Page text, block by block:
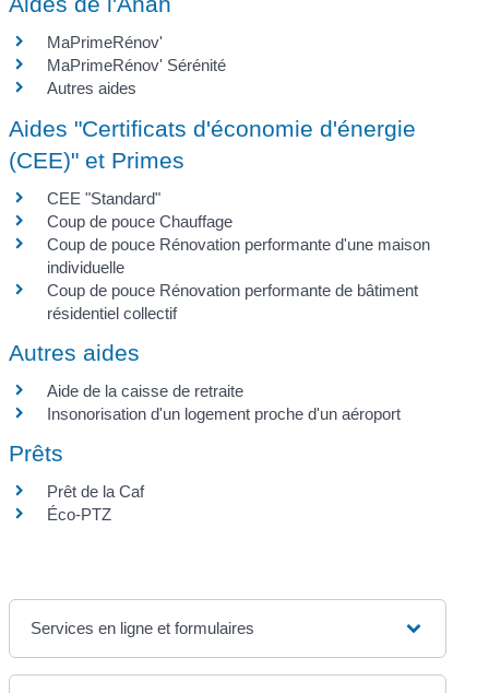
MaPrimeRénov'
MaPrimeRénov' Sérénité
Autres aides
Aides "Certificats d'économie d'énergie
(CEE)" et Primes
CEE "Standard"
Coup de pouce Chauffage
Coup de pouce Rénovation performante d'une maison
individuelle
Coup de pouce Rénovation performante de bâtiment
résidentiel collectif
Autres aides
Aide de la caisse de retraite
Insonorisation d'un logement proche d'un aéroport
Prêts
Prêt de la Caf
Éco-PTZ
Services en ligne et formulaires